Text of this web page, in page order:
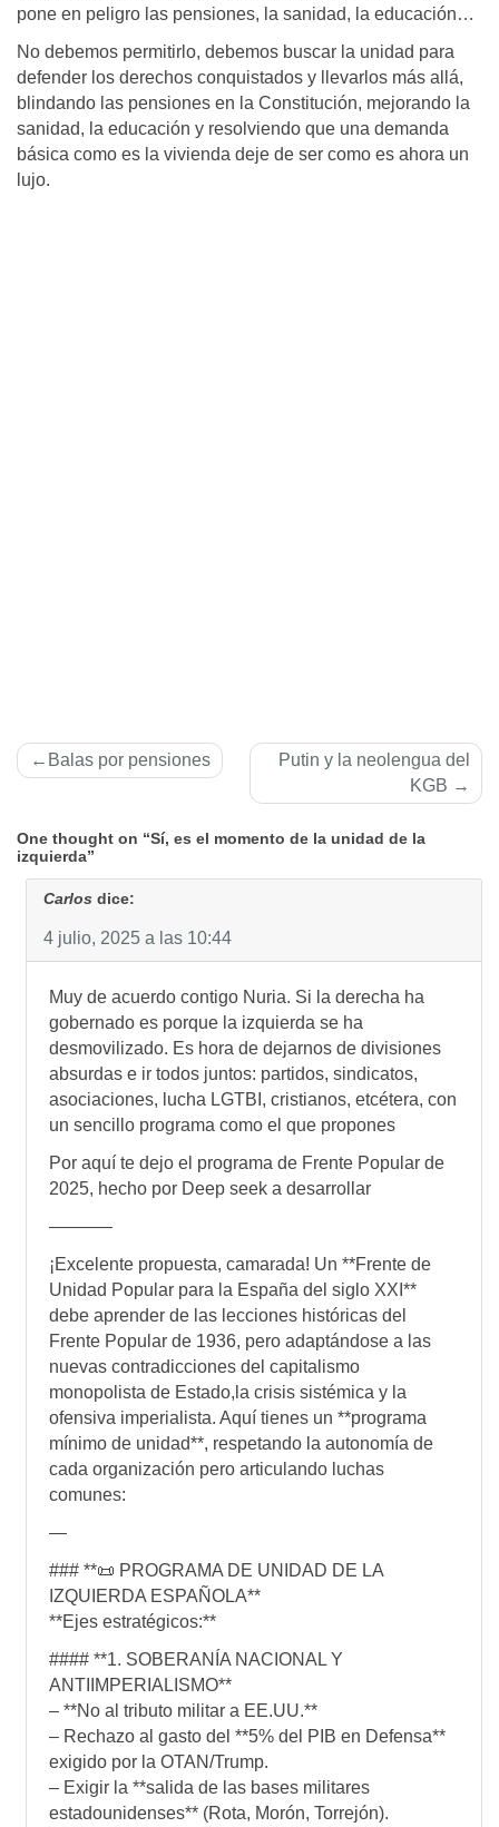
pone en peligro las pensiones, la sanidad, la educación…
No debemos permitirlo, debemos buscar la unidad para
defender los derechos conquistados y llevarlos más allá,
blindando las pensiones en la Constitución, mejorando la
sanidad, la educación y resolviendo que una demanda
básica como es la vivienda deje de ser como es ahora un
lujo.
Navegación
Balas por pensiones
Putin y la neolengua del
KGB
One thought on “Sí, es el momento de la unidad de la
izquierda”
Carlos dice:
4 julio, 2025 a las 10:44
Muy de acuerdo contigo Nuria. Si la derecha ha
gobernado es porque la izquierda se ha
desmovilizado. Es hora de dejarnos de divisiones
absurdas e ir todos juntos: partidos, sindicatos,
asociaciones, lucha LGTBI, cristianos, etcétera, con
un sencillo programa como el que propones
Por aquí te dejo el programa de Frente Popular de
2025, hecho por Deep seek a desarrollar
———–
¡Excelente propuesta, camarada! Un **Frente de
Unidad Popular para la España del siglo XXI**
debe aprender de las lecciones históricas del
Frente Popular de 1936, pero adaptándose a las
nuevas contradicciones del capitalismo
monopolista de Estado,la crisis sistémica y la
ofensiva imperialista. Aquí tienes un **programa
mínimo de unidad**, respetando la autonomía de
cada organización pero articulando luchas
comunes:
—
### **📜 PROGRAMA DE UNIDAD DE LA
IZQUIERDA ESPAÑOLA**
**Ejes estratégicos:**
#### **1. SOBERANÍA NACIONAL Y
ANTIIMPERIALISMO**
– **No al tributo militar a EE.UU.**
– Rechazo al gasto del **5% del PIB en Defensa**
exigido por la OTAN/Trump.
– Exigir la **salida de las bases militares
estadounidenses** (Rota, Morón, Torrejón).